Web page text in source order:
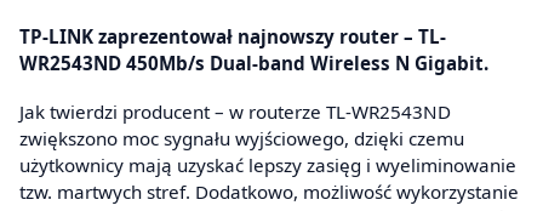
TP-LINK zaprezentował najnowszy router – TL-
WR2543ND 450Mb/s Dual-band Wireless N Gigabit.
Jak twierdzi producent – w routerze TL-WR2543ND
zwiększono moc sygnału wyjściowego, dzięki czemu
użytkownicy mają uzyskać lepszy zasięg i wyeliminowanie
tzw. martwych stref. Dodatkowo, możliwość wykorzystanie